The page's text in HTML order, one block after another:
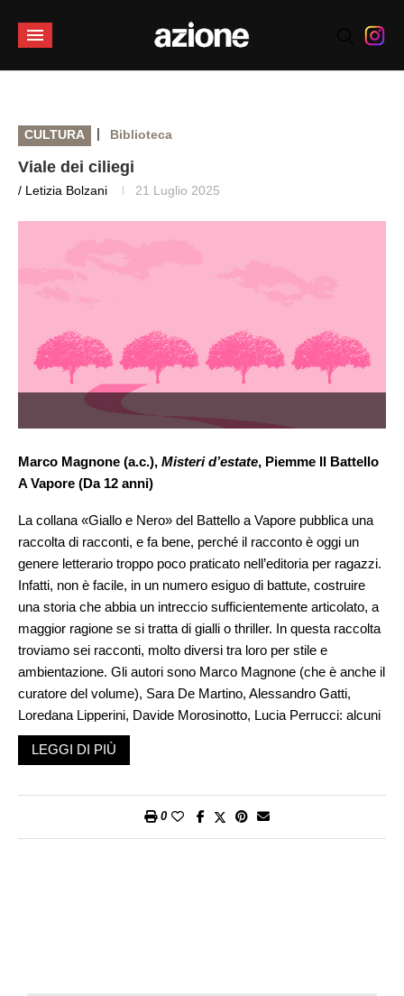
CULTURA | Biblioteca
Viale dei ciliegi
/ Letizia Bolzani 21 Luglio 2025
Marco Magnone (a.c.), Misteri d’estate, Piemme Il Battello
A Vapore (Da 12 anni)
La collana «Giallo e Nero» del Battello a Vapore pubblica una
raccolta di racconti, e fa bene, perché il racconto è oggi un
genere letterario troppo poco praticato nell’editoria per ragazzi.
Infatti, non è facile, in un numero esiguo di battute, costruire
una storia che abbia un intreccio sufficientemente articolato, a
maggior ragione se si tratta di gialli o thriller. In questa raccolta
troviamo sei racconti, molto diversi tra loro per stile e
ambientazione. Gli autori sono Marco Magnone (che è anche il
curatore del volume), Sara De Martino, Alessandro Gatti,
Loredana Lipperini, Davide Morosinotto, Lucia Perrucci: alcuni
sono nomi noti, altri meno, ma tutti sanno creare trame
coinvolgenti. Ciò accade sia in narrazioni in prima persona,
a portarci con lui, e con il suo amico Ago, dentro una
LEGGI DI PIÙ
0